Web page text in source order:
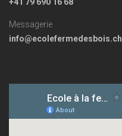
Messagerie
info@ecolefermedesbois.ch